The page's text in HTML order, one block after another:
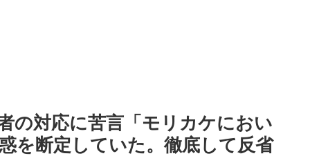
の対応に苦言「モリカケにおい
を断定していた。徹底して反省